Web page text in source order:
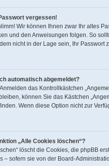
vergessen!
Wir können Ihnen zwar Ihr altes
und den Anweisungen folgen. So
nicht in der Lage sein, Ihr
automatisch abgemeldet?
das Kontrollkästchen
können Sie das Kästchen
Wenn diese Option nicht zur
„Alle Cookies löschen“?
löscht die Cookies, die phpBB
– sofern sie von der Board-